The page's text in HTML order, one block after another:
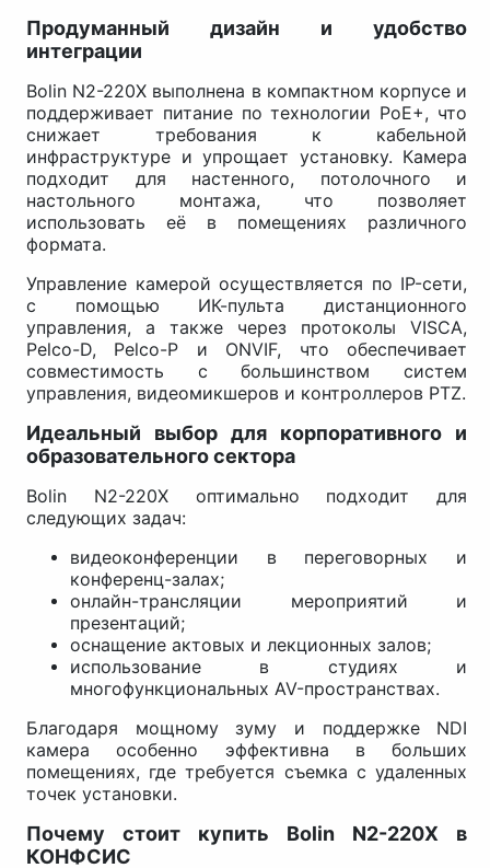
Продуманный дизайн и удобство
интеграции
Bolin N2-220X выполнена в компактном корпусе и
поддерживает питание по технологии PoE+, что
снижает требования к кабельной
инфраструктуре и упрощает установку. Камера
подходит для настенного, потолочного и
настольного монтажа, что позволяет
использовать её в помещениях различного
формата.
Управление камерой осуществляется по IP-сети,
с помощью ИК-пульта дистанционного
управления, а также через протоколы VISCA,
Pelco-D, Pelco-P и ONVIF, что обеспечивает
совместимость с большинством систем
управления, видеомикшеров и контроллеров PTZ.
Идеальный выбор для корпоративного и
образовательного сектора
Bolin N2-220X оптимально подходит для
следующих задач:
видеоконференции в переговорных и
конференц-залах;
онлайн-трансляции мероприятий и
презентаций;
оснащение актовых и лекционных залов;
использование в студиях и
многофункциональных AV-пространствах.
Благодаря мощному зуму и поддержке NDI
камера особенно эффективна в больших
помещениях, где требуется съемка с удаленных
точек установки.
Почему стоит купить Bolin N2-220X в
КОНФСИС